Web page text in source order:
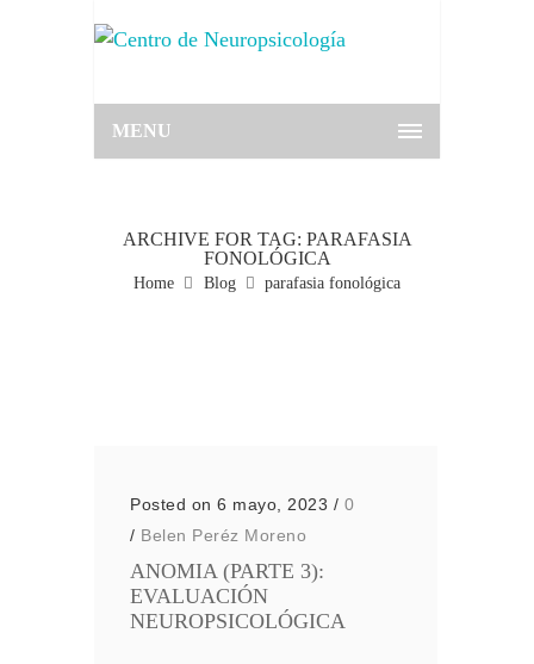
MENU
ARCHIVE FOR TAG: PARAFASIA
FONOLÓGICA
Home Blog parafasia fonológica
Posted on 6 mayo, 2023 / 0
/ Belen Peréz Moreno
ANOMIA (PARTE 3):
EVALUACIÓN
NEUROPSICOLÓGICA